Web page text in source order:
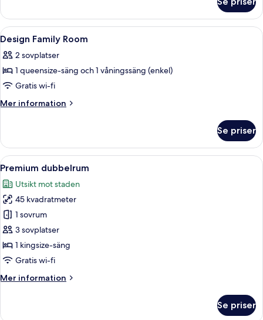
dubbelrum
Öppna
alla
foton
för
Design
Family
Ett modernt hotellrum med en
12
Design Family Room
2 sovplatser
1 queensize-säng och 1 våningssäng (enkel)
Gratis wi-fi
Mer information
Mer
Family
Room
Se priser
Öppna
alla
foton
för
Premium
dubbelrum
Ett modernt hotellrum med en stor
3
Premium dubbelrum
Utsikt mot staden
45 kvadratmeter
1 sovrum
3 sovplatser
1 kingsize-säng
Gratis wi-fi
Mer information
Mer
Se priser